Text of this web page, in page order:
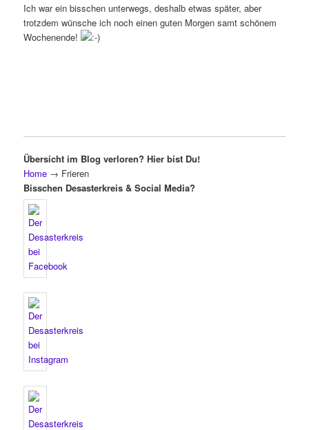
Ich war ein bisschen unterwegs, deshalb etwas später, aber
trotzdem wünsche ich noch einen guten Morgen samt schönem
Wochenende!
Übersicht im Blog verloren? Hier bist Du!
Home → Frieren
Bisschen Desasterkreis & Social Media?